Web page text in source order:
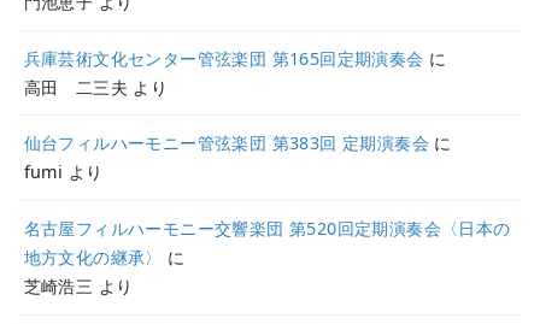
兵庫芸術文化センター管弦楽団 第165回定期演奏会 に
高田 二三夫 より
仙台フィルハーモニー管弦楽団 第383回 定期演奏会 に
fumi より
名古屋フィルハーモニー交響楽団 第520回定期演奏会〈日本の
地方文化の継承〉
に
芝崎浩三 より